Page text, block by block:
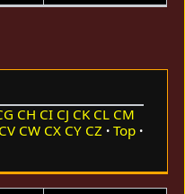
CH CI CJ CK CL CM
CV CW CX CY CZ
Top